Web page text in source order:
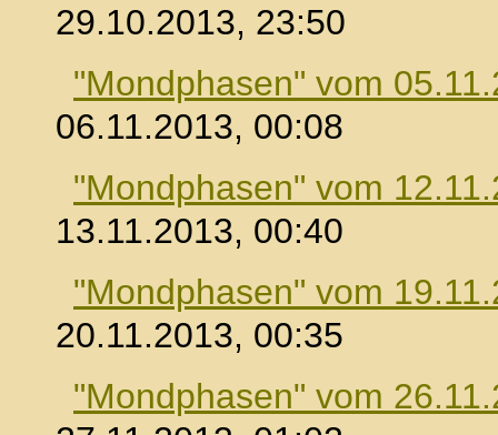
29.10.2013, 23:50
"Mondphasen" vom
06.11.2013, 00:08
"Mondphasen" vom
13.11.2013, 00:40
"Mondphasen" vom
20.11.2013, 00:35
"Mondphasen" vom